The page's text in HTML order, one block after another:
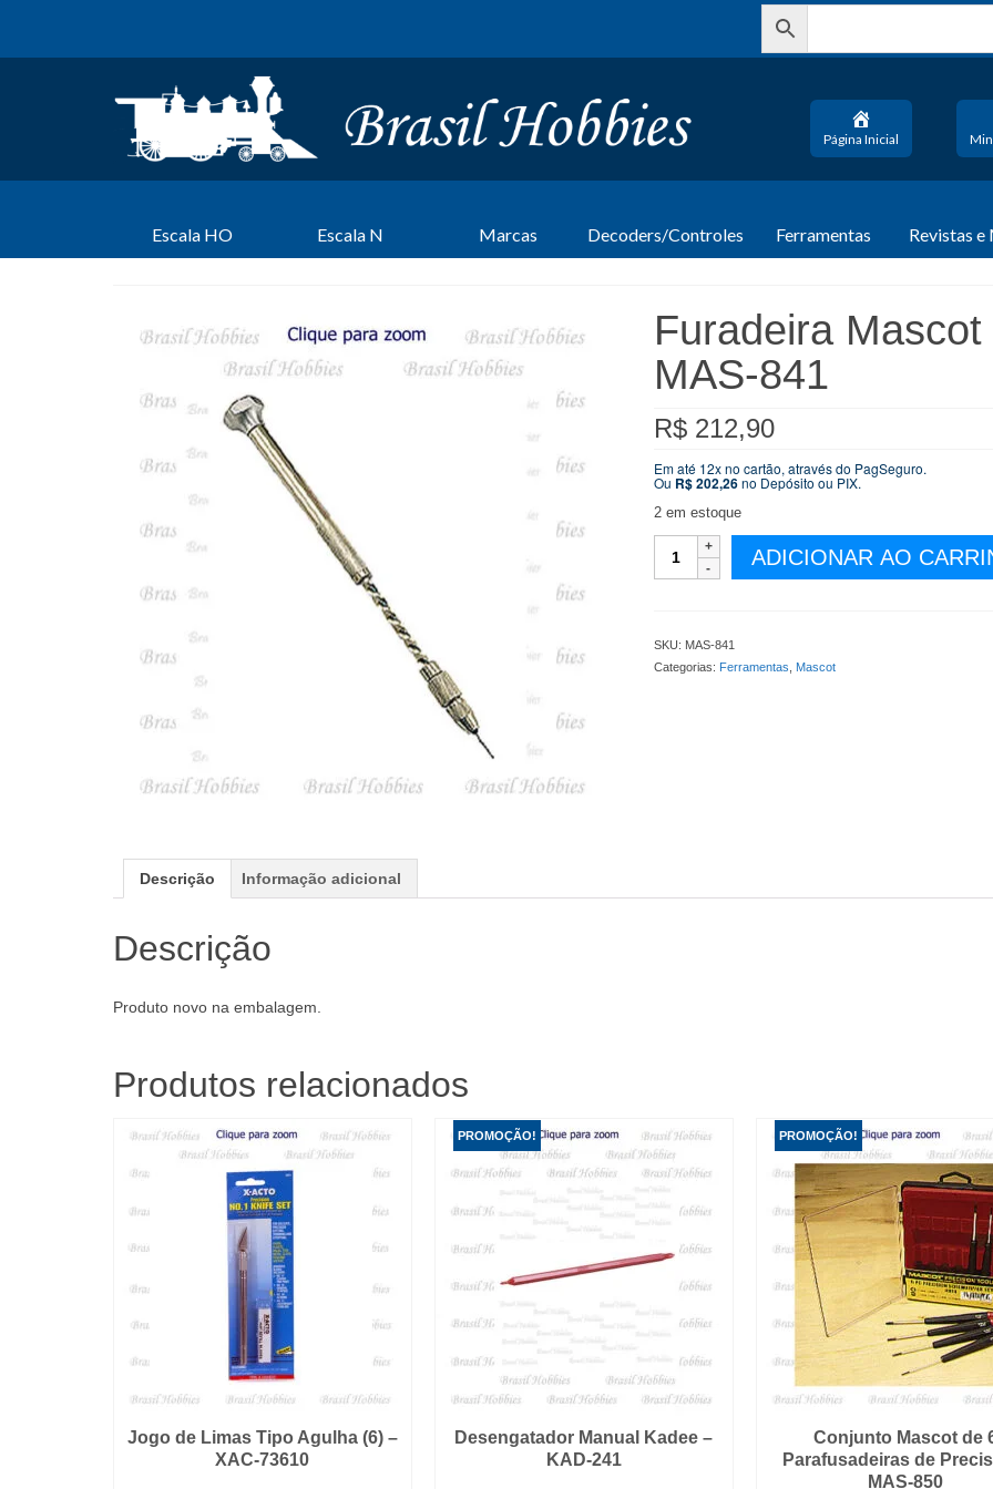
Página Inicial
Escala HO Escala N Marcas Decoders/Controles Ferramentas Revistas e
Furadeira
MAS-841
R$212,90
Em até 12x no cartão, através do PagSeguro.
Ou R$202,26no Depósito ou PIX.
2 em estoque
Furadeira
Mascot
MAS-
841
ADICIONAR AO
SKU: MAS-841
Categorias: Ferramentas Mascot
Descrição Informação adicional
Descrição
Produto novo na embalagem.
Produtos relacionados
Jogo de Limas Tipo Agulha (6) –
XAC-73610
PROMOÇÃO!
Desengatador Manual Kadee –
KAD-241
PROMOÇÃO!
Conjunto Mascot de
Parafusadeiras de
MAS-850